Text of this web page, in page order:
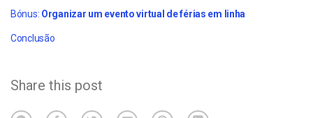
Bónus: Organizar um evento virtual de férias em linha
Conclusão
Share this post